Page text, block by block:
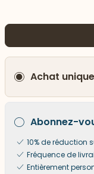
vers le basAchat unique
Abonnez-
10% de réduction
Fréquence de
Entièrement